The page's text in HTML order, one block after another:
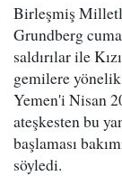
Birleşmiş
Grundberg
saldırılar ile
gemilere yönelik
Yemen'i Nisan
ateşkesten bu
başlaması
söyledi.